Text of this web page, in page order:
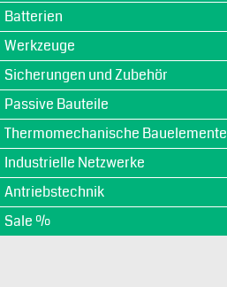
Batterien
Werkzeuge
Sicherungen und Zubehör
Passive Bauteile
Thermomechanische Bauelemente
Industrielle Netzwerke
Antriebstechnik
Sale %